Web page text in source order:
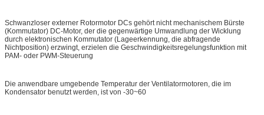
Schwanzloser externer Rotormotor DCs gehört nicht mechanischem Bürste
(Kommutator) DC-Motor, der die gegenwärtige Umwandlung der Wicklung
durch elektronischen Kommutator (Lageerkennung, die abfragende
Nichtposition) erzwingt, erzielen die Geschwindigkeitsregelungsfunktion mit
PAM- oder PWM-Steuerung
Die anwendbare umgebende Temperatur der Ventilatormotoren, die im
Kondensator benutzt werden, ist von -30~60